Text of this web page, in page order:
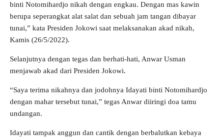
binti Notomihardjo nikah dengan engkau. Dengan mas kawin
berupa seperangkat alat salat dan sebuah jam tangan dibayar
tunai,” kata Presiden Jokowi saat melaksanakan akad nikah,
Kamis (26/5/2022).
Selanjutnya dengan tegas dan berhati-hati, Anwar Usman
menjawab akad dari Presiden Jokowi.
“Saya terima nikahnya dan jodohnya Idayati binti Notomihardjo
dengan mahar tersebut tunai,” tegas Anwar diiringi doa tamu
undangan.
Idayati tampak anggun dan cantik dengan berbalutkan kebaya